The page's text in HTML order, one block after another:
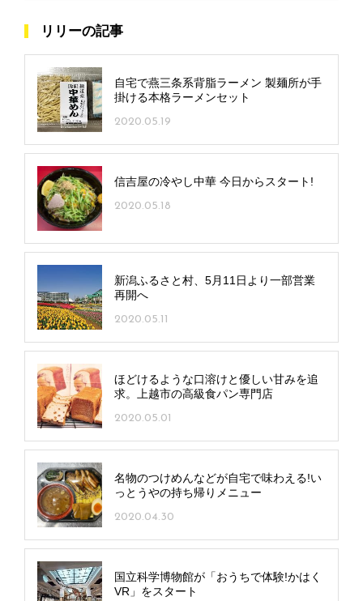
リリーの記事
自宅で燕三条系背脂ラーメン 製麺所が手
掛ける本格ラーメンセット
2020.05.19
信吉屋の冷やし中華 今日からスタート!
2020.05.18
新潟ふるさと村、5月11日より一部営業
再開へ
2020.05.11
ほどけるような口溶けと優しい甘みを追
求。上越市の高級食パン専門店
2020.05.01
名物のつけめんなどが自宅で味わえる!い
っとうやの持ち帰りメニュー
2020.04.30
国立科学博物館が「おうちで体験!かはく
VR」をスタート